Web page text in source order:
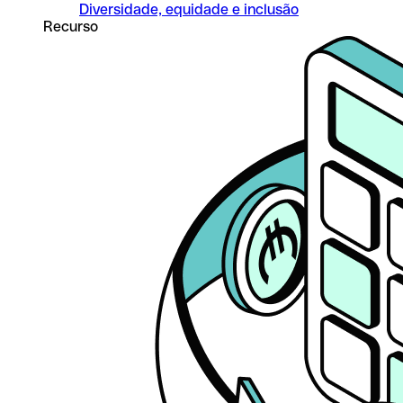
Diversidade, equidade e inclusão
Recurso